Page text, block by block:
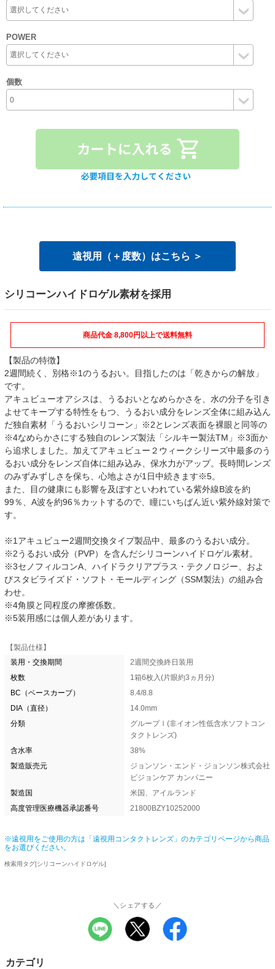
POWER
個数
遠視用（＋度数）はこちら ＞
シリコーンハイドロゲル素材を採用
商品代金 8,800円以上で送料無料
【製品の特徴】
2週間続く、別格※1のうるおい。目指したのは「乾きからの解放」
です。
アキュビューオアシスは、うるおいとなめらかさを、水の分子を引き
よせてキープする特性をもつ、うるおい成分をレンズ全体に組み込ん
だ独自素材「うるおいシリコーン」※2とレンズ表面を裸眼と同等の
※4なめらかさにする独自のレンズ製法「シルキー製法TM」※3面か
ら追求しました。加えてアキュビュー２ウィークシリーズ中最多のう
るおい成分をレンズ自体に組み込み、保水力がアップ。長時間レンズ
のみずみずしさを保ち、心地よさが1日中続きます※5。
また、目の健康にも影響を及ぼすといわれている紫外線B波を約
99％、A波を約96％カットするので、瞳にいちばん近い紫外線対策で
す。
※1アキュビュー2週間交換タイプ製品中、最多のうるおい成分。
※2うるおい成分（PVP）を含んだシリコーンハイドロゲル素材。
※3セノフィルコンA、ハイドラクリアプラス・テクノロジー、およ
びスタビライズド・ソフト・モールディング（SSM製法）の組み合
わせ。
※4角膜と同程度の摩擦係数。
※5装用感には個人差があります。
【製品仕様】
装用・交換期間
2週間交換終日装用
枚数
1箱6枚入(片眼約3ヵ月分)
BC（ベースカーブ）
8.4/8.8
DIA（直径）
14.0mm
分類
グループⅠ(非イオン性低含水ソフトコン
タクトレンズ)
含水率
38%
製造販売元
ジョンソン・エンド・ジョンソン株式会社
ビジョンケア カンパニー
製造国
米国、アイルランド
高度管理医療機器承認番号
21800BZY10252000
※遠視用をご使用の方は「遠視用コンタクトレンズ」のカテゴリページから商品
をお選びください。
検索用タグ[シリコーンハイドロゲル]
＼シェアする／
カテゴリ